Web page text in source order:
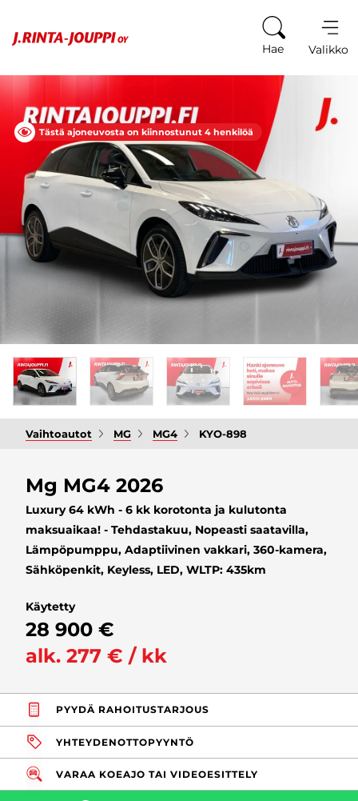
Hae Valikko
Tästä ajoneuvosta on kiinnostunut 4 henkilöä
Vaihtoautot MG MG4 KYO-898
Mg MG4 2026
Luxury 64 kWh - 6 kk korotonta ja kulutonta
maksuaikaa! - Tehdastakuu, Nopeasti saatavilla,
Lämpöpumppu, Adaptiivinen vakkari, 360-kamera,
Sähköpenkit, Keyless, LED, WLTP: 435km
Käytetty
28 900 €
alk. 277 € / kk
PYYDÄ RAHOITUSTARJOUS
YHTEYDENOTTOPYYNTÖ
VARAA KOEAJO TAI VIDEOESITTELY